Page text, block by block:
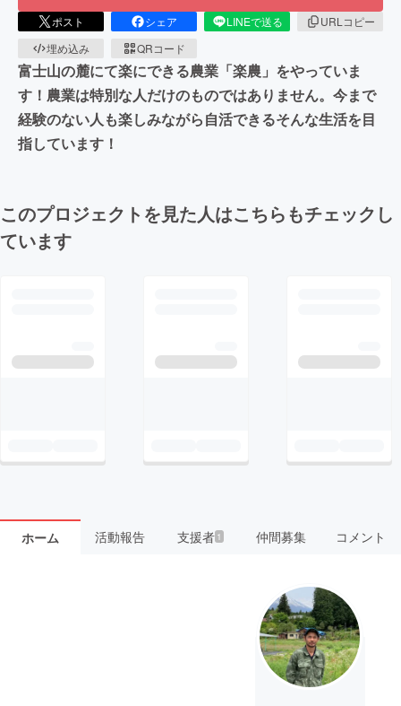
ポスト シェア LINEで送る
URLコピー
埋め込み
QRコード
富士山の麓にて楽にできる農業「楽農」をやっていま
す！農業は特別な人だけのものではありません。今まで
経験のない人も楽しみながら自活できるそんな生活を目
指しています！
このプロジェクトを見た人はこちらもチェックし
ています
ホーム 活動報告 支援者 1 仲間募集 コメント